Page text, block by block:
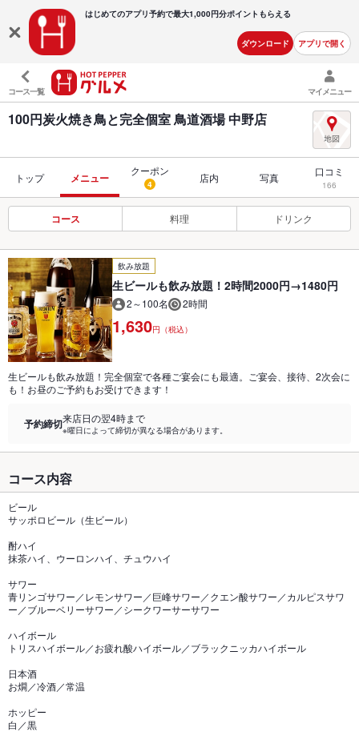
はじめてのアプリ予約で最大1,000円分ポイントもらえる
ダウンロード アプリで開く
コース一覧 マイメニュー
100円炭火焼き鳥と完全個室 鳥道酒場 中野店
トップ メニュー
クーポン
4 店内 写真 口コミ
166
コース 料理 ドリンク
飲み放題
生ビールも飲み放題！2時間2000円→1480円
2～100名 2時間
1,630円（税込）
生ビールも飲み放題！完全個室で各種ご宴会にも最適。ご宴会、接待、2次会に
も！お昼のご予約もお受けできます！
予約締切来店日の翌4時まで
※曜日によって締切が異なる場合があります。
コース内容
ビール
サッポロビール（生ビール）
酎ハイ
抹茶ハイ、ウーロンハイ、チュウハイ
サワー
青リンゴサワー／レモンサワー／巨峰サワー／クエン酸サワー／カルピスサワ
ー／ブルーベリーサワー／シークワーサーサワー
ハイボール
トリスハイボール／お疲れ酸ハイボール／ブラックニッカハイボール
日本酒
お燗／冷酒／常温
ホッピー
白／黒